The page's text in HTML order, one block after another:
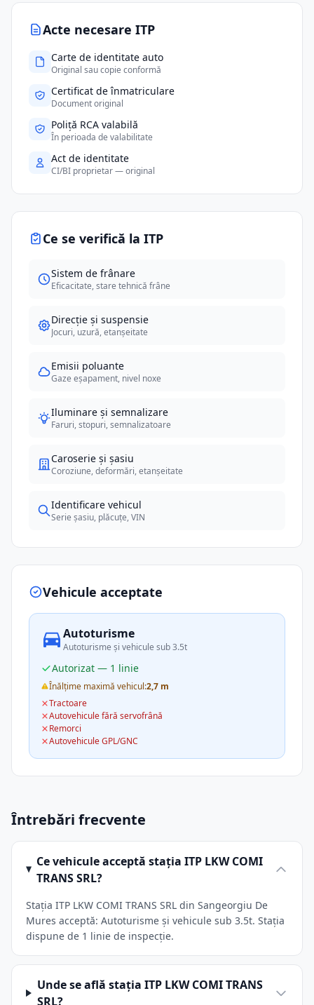
Acte necesare ITP
Carte de identitate auto
Original sau copie conformă
Certificat de înmatriculare
Document original
Poliță RCA valabilă
În perioada de valabilitate
Act de identitate
CI/BI proprietar — original
Ce se verifică la ITP
Sistem de frânare
Eficacitate, stare tehnică frâne
Direcție și suspensie
Jocuri, uzură, etanșeitate
Emisii poluante
Gaze eșapament, nivel noxe
Iluminare și semnalizare
Faruri, stopuri, semnalizatoare
Caroserie și șasiu
Coroziune, deformări, etanșeitate
Identificare vehicul
Serie șasiu, plăcuțe, VIN
Vehicule acceptate
Autoturisme
Autoturisme și vehicule sub 3.5t
Autorizat — 1 linie
Înălțime maximă vehicul:2,7 m
Tractoare
Autovehicule fără servofrână
Remorci
Autovehicule GPL/GNC
Întrebări frecvente
Ce vehicule acceptă stația ITP LKW COMI
TRANS SRL?
Stația ITP LKW COMI TRANS SRL din Sangeorgiu De
Mures acceptă: Autoturisme și vehicule sub 3.5t. Stația
dispune de 1 linie de inspecție.
Unde se află stația ITP LKW COMI TRANS
SRL?